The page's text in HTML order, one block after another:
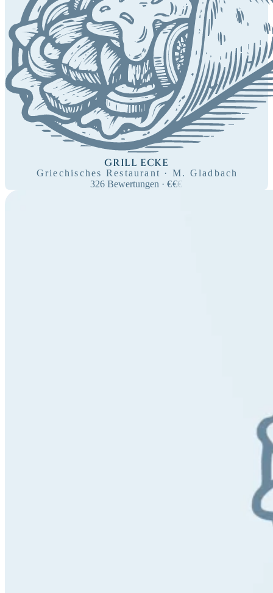
GRILL ECKE
Griechisches Restaurant · M. Gladbach
326 Bewertungen ·€€€